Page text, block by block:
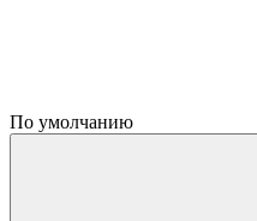
По умолчанию